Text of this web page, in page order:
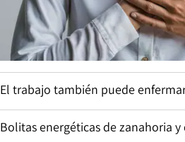
El trabajo también puede
Bolitas energéticas de zanahoria y